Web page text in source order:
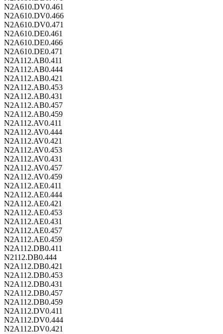
N2A610.DV0.461
N2A610.DV0.466
N2A610.DV0.471
N2A610.DE0.461
N2A610.DE0.466
N2A610.DE0.471
N2A112.AB0.411
N2A112.AB0.444
N2A112.AB0.421
N2A112.AB0.453
N2A112.AB0.431
N2A112.AB0.457
N2A112.AB0.459
N2A112.AV0.411
N2A112.AV0.444
N2A112.AV0.421
N2A112.AV0.453
N2A112.AV0.431
N2A112.AV0.457
N2A112.AV0.459
N2A112.AE0.411
N2A112.AE0.444
N2A112.AE0.421
N2A112.AE0.453
N2A112.AE0.431
N2A112.AE0.457
N2A112.AE0.459
N2A112.DB0.411
N2112.DB0.444
N2A112.DB0.421
N2A112.DB0.453
N2A112.DB0.431
N2A112.DB0.457
N2A112.DB0.459
N2A112.DV0.411
N2A112.DV0.444
N2A112.DV0.421